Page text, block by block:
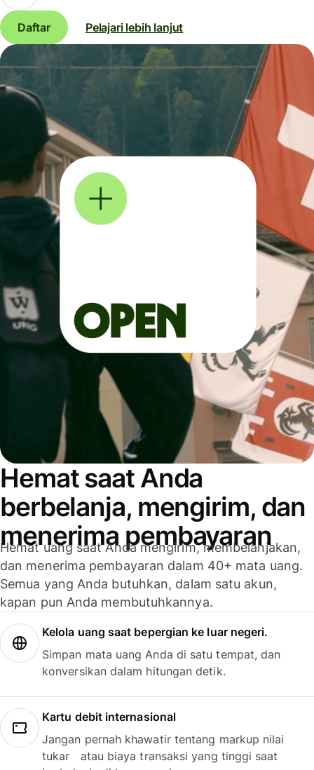
Daftar Pelajari lebih lanjut
Hemat saat Anda
berbelanja, mengirim, dan
menerima pembayaran
Hemat uang saat Anda mengirim, membelanjakan,
dan menerima pembayaran dalam 40+ mata uang.
Semua yang Anda butuhkan, dalam satu akun,
kapan pun Anda membutuhkannya.
Kelola uang saat bepergian ke luar negeri.
Simpan mata uang Anda di satu tempat, dan
konversikan dalam hitungan detik.
Kartu debit internasional
Jangan pernah khawatir tentang markup nilai
tukar atau biaya transaksi yang tinggi saat